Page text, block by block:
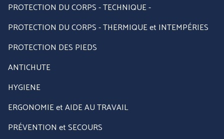
PROTECTION DU CORPS - TECHNIQUE -
PROTECTION DU CORPS - THERMIQUE et INTEMPÉRIES
PROTECTION DES PIEDS
ANTICHUTE
HYGIENE
ERGONOMIE et AIDE AU TRAVAIL
PRÉVENTION et SECOURS